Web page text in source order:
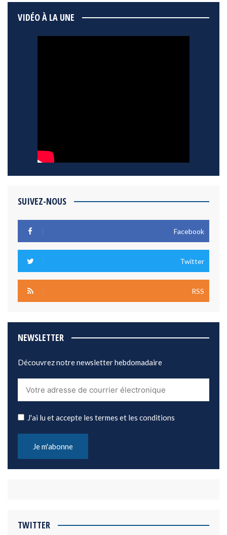
VIDÉO À LA UNE
SUIVEZ-NOUS
Facebook
Twitter
RSS
NEWSLETTER
Découvrez notre newsletter hebdomadaire
J'ai lu et accepte les termes et les conditions
TWITTER